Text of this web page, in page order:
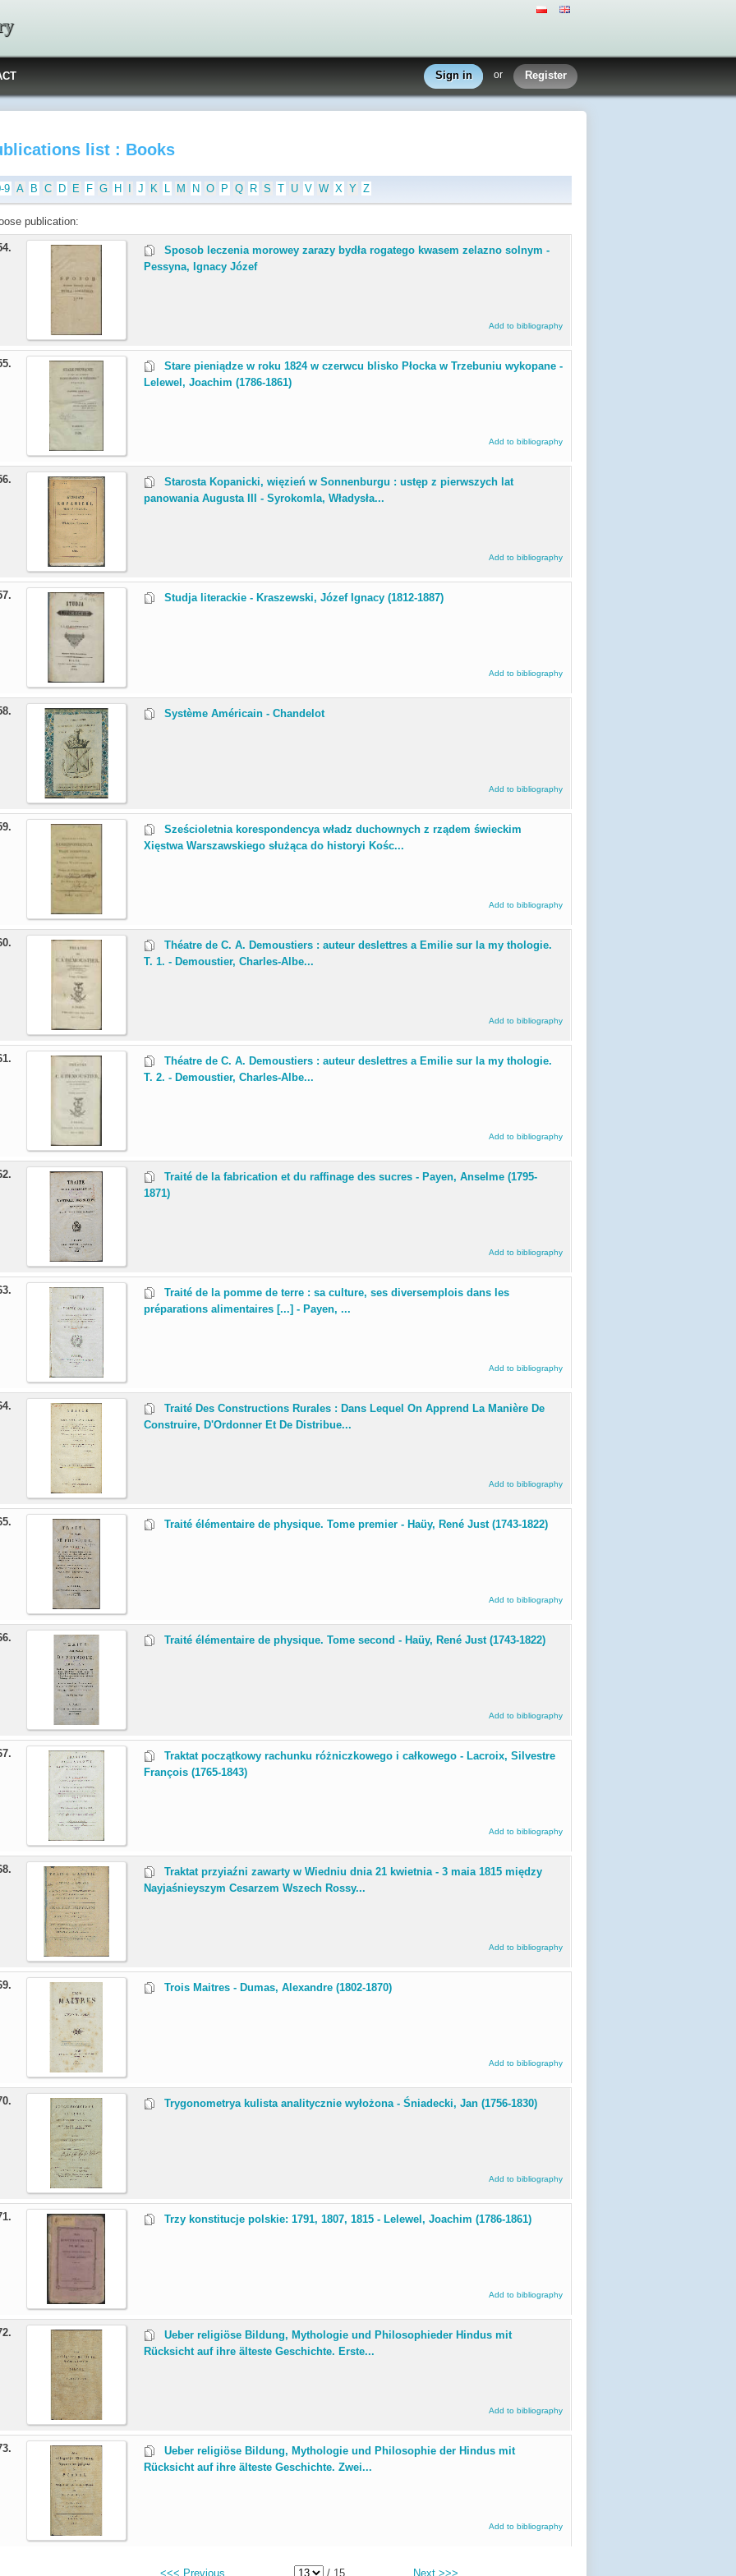
Sign in or Register
list : Books
9 A B C D E F G H J K L M N O P Q R S T U V W X Y Z
publication:
Sposob leczenia morowey zarazy bydła rogatego kwasem zelazno solnym -
Pessyna, Ignacy Józef
Add to bibliography
Stare pieniądze w roku 1824 w czerwcu blisko Płocka w Trzebuniu wykopane -
Lelewel, Joachim (1786-1861)
Add to bibliography
Starosta Kopanicki, więzień w Sonnenburgu : ustęp z pierwszych lat
panowania Augusta III - Syrokomla, Władysła...
Add to bibliography
Studja literackie - Kraszewski, Józef Ignacy (1812-1887)
Add to bibliography
Système Américain - Chandelot
Add to bibliography
Sześcioletnia korespondencya władz duchownych z rządem świeckim
Xięstwa Warszawskiego służąca do historyi Kośc...
Add to bibliography
Théatre de C. A. Demoustiers : auteur deslettres a Emilie sur la my thologie.
T. 1. - Demoustier, Charles-Albe...
Add to bibliography
Théatre de C. A. Demoustiers : auteur deslettres a Emilie sur la my thologie.
T. 2. - Demoustier, Charles-Albe...
Add to bibliography
Traité de la fabrication et du raffinage des sucres - Payen, Anselme (1795-
1871)
Add to bibliography
Traité de la pomme de terre : sa culture, ses diversemplois dans les
préparations alimentaires [...] - Payen, ...
Add to bibliography
Traité Des Constructions Rurales : Dans Lequel On Apprend La Manière De
Construire, D'Ordonner Et De Distribue...
Add to bibliography
Traité élémentaire de physique. Tome premier - Haüy, René Just (1743-1822)
Add to bibliography
Traité élémentaire de physique. Tome second - Haüy, René Just (1743-1822)
Add to bibliography
Traktat początkowy rachunku różniczkowego i całkowego - Lacroix, Silvestre
François (1765-1843)
Add to bibliography
Traktat przyiaźni zawarty w Wiedniu dnia 21 kwietnia - 3 maia 1815 między
Nayjaśnieyszym Cesarzem Wszech Rossy...
Add to bibliography
Trois Maitres - Dumas, Alexandre (1802-1870)
Add to bibliography
Trygonometrya kulista analitycznie wyłożona - Śniadecki, Jan (1756-1830)
Add to bibliography
Trzy konstitucje polskie: 1791, 1807, 1815 - Lelewel, Joachim (1786-1861)
Add to bibliography
Ueber religiöse Bildung, Mythologie und Philosophieder Hindus mit
Rücksicht auf ihre älteste Geschichte. Erste...
Add to bibliography
Ueber religiöse Bildung, Mythologie und Philosophie der Hindus mit
Rücksicht auf ihre älteste Geschichte. Zwei...
Add to bibliography
<<< Previous / 15 Next >>>